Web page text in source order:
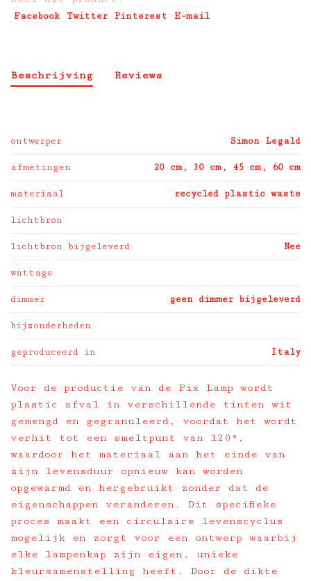
Facebook Twitter Pinterest E-mail
Beschrijving Reviews
ontwerper Simon Legald
afmetingen 20 cm, 30 cm, 45 cm, 60 cm
materiaal recycled plastic waste
lichtbron
lichtbron bijgeleverd Nee
wattage
dimmer geen dimmer bijgeleverd
bijzonderheden
geproduceerd in Italy
Voor de productie van de Pix Lamp wordt
plastic afval in verschillende tinten wit
gemengd en gegranuleerd, voordat het wordt
verhit tot een smeltpunt van 120°,
waardoor het materiaal aan het einde van
zijn levensduur opnieuw kan worden
opgewarmd en hergebruikt zonder dat de
eigenschappen veranderen. Dit specifieke
proces maakt een circulaire levenscyclus
mogelijk en zorgt voor een ontwerp waarbij
elke lampenkap zijn eigen, unieke
kleursamenstelling heeft. Door de dikte